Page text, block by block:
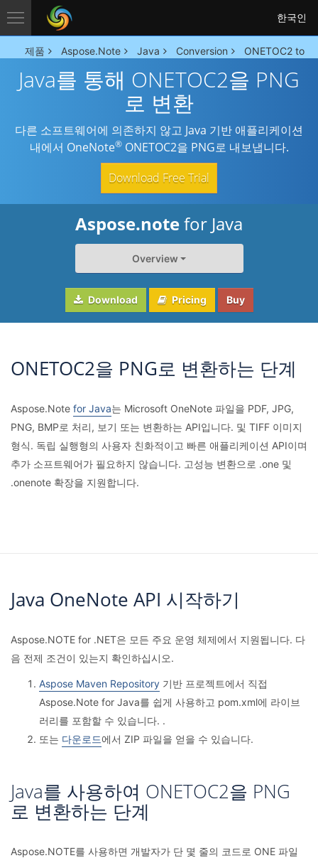
한국인
제품 Aspose.Note Java Conversion ONETOC2 to
Java를 통해 ONETOC2을 PNG
로 변환
다른 소프트웨어에 의존하지 않고 Java 기반 애플리케이션
내에서 OneNote®ONETOC2을 PNG로 내보냅니다.
Download Free Trial
Aspose.notefor Java
Overview
Download Pricing Buy
ONETOC2을 PNG로 변환하는 단계
Aspose.Note for Java는 Microsoft OneNote 파일을 PDF, JPG,
PNG, BMP로 처리, 보기 또는 변환하는 API입니다. 및 TIFF 이미지
형식. 독립 실행형의 사용자 친화적이고 빠른 애플리케이션 API이며
추가 소프트웨어가 필요하지 않습니다. 고성능 변환으로 .one 및
.onenote 확장을 지원합니다.
Java OneNote API 시작하기
Aspose.NOTE for .NET은 모든 주요 운영 체제에서 지원됩니다. 다
음 전제 조건이 있는지 확인하십시오.
Aspose Maven Repository 기반 프로젝트에서 직접
Aspose.Note for Java를 쉽게 사용하고 pom.xml에 라이브
러리를 포함할 수 있습니다. .
또는 다운로드에서 ZIP 파일을 얻을 수 있습니다.
Java를 사용하여 ONETOC2을 PNG
로 변환하는 단계
Aspose.NOTE를 사용하면 개발자가 단 몇 줄의 코드로 ONE 파일